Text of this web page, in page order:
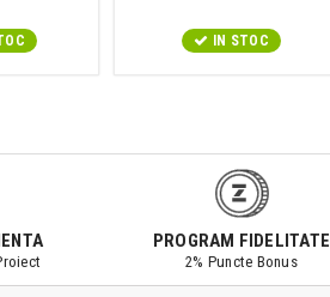
IN STOC
PROGRAM FIDELITATE
2% Puncte Bonus